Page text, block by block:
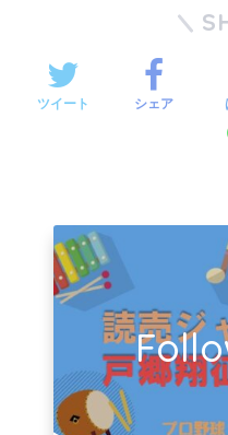
ツイート シェア